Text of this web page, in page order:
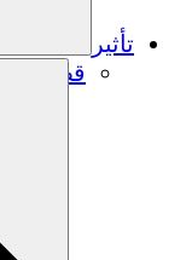
تأثير
قصص نجاح